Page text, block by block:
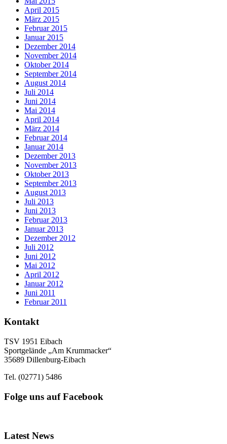
April 2015
März 2015
Februar 2015
Januar 2015
Dezember 2014
November 2014
Oktober 2014
September 2014
August 2014
Juli 2014
Juni 2014
Mai 2014
April 2014
März 2014
Februar 2014
Januar 2014
Dezember 2013
November 2013
Oktober 2013
September 2013
August 2013
Juli 2013
Juni 2013
Februar 2013
Januar 2013
Dezember 2012
Juli 2012
Juni 2012
Mai 2012
April 2012
Januar 2012
Juni 2011
Februar 2011
Kontakt
TSV 1951 Eibach
Sportgelände „Am Krummacker“
35689 Dillenburg-Eibach
Tel. (02771) 5486
Folge uns auf Facebook
Latest News